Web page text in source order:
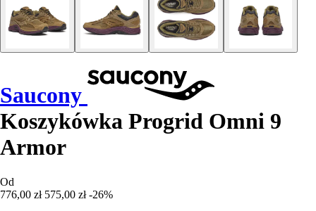
Saucony
Koszykówka Progrid Omni 9
Armor
Od
776,00 zł 575,00 zł -26%